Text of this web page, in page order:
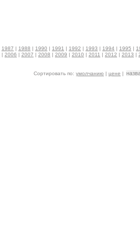
1987 | 1988 | 1990 | 1991 | 1992 | 1993 | 1994 | 1995 |
| 2006 | 2007 | 2008 | 2009 | 2010 | 2011 | 2012 | 2013 |
Сортировать по: умолчанию | цене |